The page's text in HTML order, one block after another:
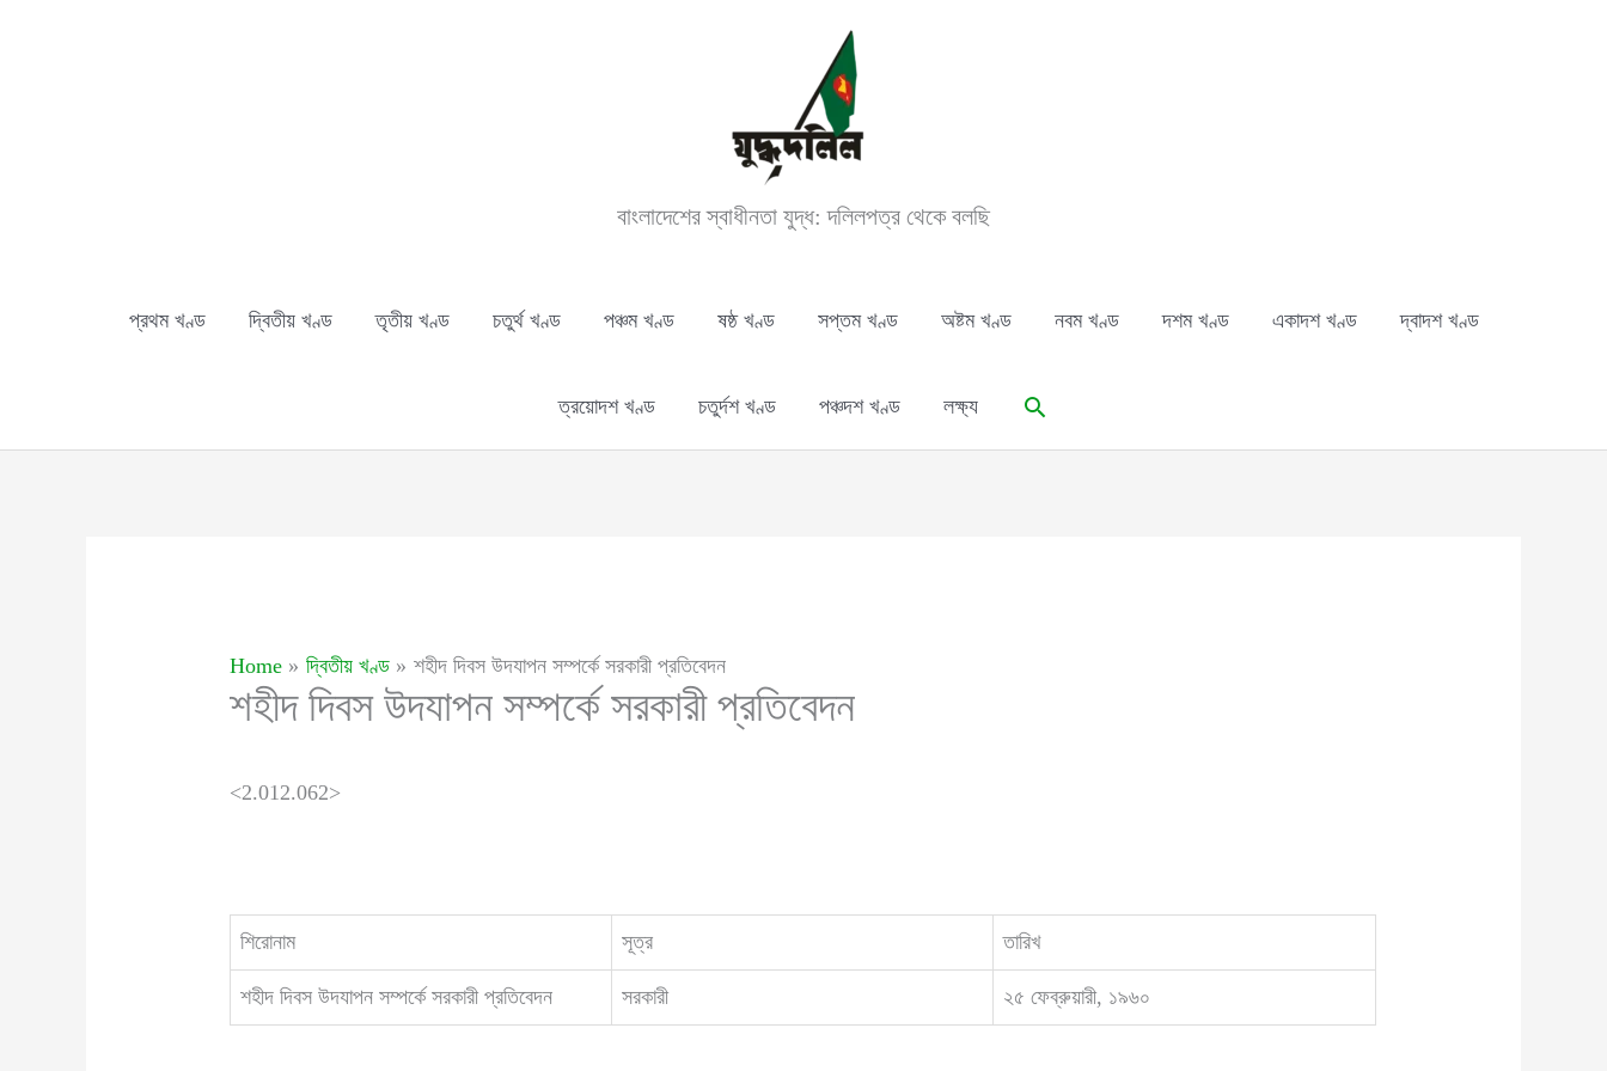
বাংলাদেশের স্বাধীনতা যুদ্ধ: দলিলপত্র থেকে বলছি
প্রথম খণ্ড দ্বিতীয় খণ্ড তৃতীয় খণ্ড চতুর্থ খণ্ড পঞ্চম খণ্ড ষষ্ঠ খণ্ড সপ্তম খণ্ড অষ্টম খণ্ড নবম খণ্ড দশম খণ্ড একাদশ খণ্ড দ্বাদশ খণ্ড
ত্রয়োদশ খণ্ড চতুর্দশ খণ্ড পঞ্চদশ খণ্ড লক্ষ্য Search
Home দ্বিতীয় খণ্ড শহীদ দিবস উদযাপন সম্পর্কে সরকারী প্রতিবেদন
শহীদ দিবস উদযাপন সম্পর্কে সরকারী প্রতিবেদন
<2.012.062>
শিরোনাম সূত্র তারিখ
শহীদ দিবস উদযাপন সম্পর্কে সরকারী প্রতিবেদন সরকারী ২৫ ফেব্রুয়ারী, ১৯৬০